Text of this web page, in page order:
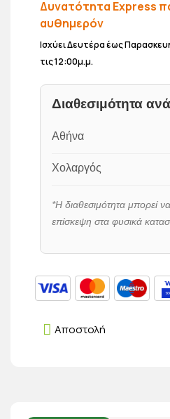
Δυνατότητα Express
αυθημερόν
Ισχύει Δευτέρα έως
τις 12:00μ.μ.
Διαθεσιμότητα
Αθήνα
Χολαργός
*Η διαθεσιμότητα μπορεί
επίσκεψη στα φυσικά
Αποστολή